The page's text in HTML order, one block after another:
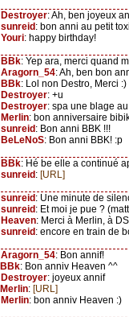
Destroyer: Ah, ben joyeux
sunreid : bon anni au petit
Youri: happy birthday!
BBk: Yep ara, merci quand
Aragorn_54: Ah, ben bon
BBk: Lol non Destro, Merci :)
Destroyer: +u
Destroyer: spa une blage
Merlin: bon anniversaire
sunreid : Bon anni BBK !!!
BeLeNoS: Bon anni BBK! :p
BBk: Hé be elle a continué
sunreid : [URL]
sunreid : Une minute de
sunreid : Et moi je pue ?
Heaven: Merci à Merlin, à
sunreid : encore en train de
Aragorn_54: Bon annif!
BBk: Bon anniv Heaven ^^
Destroyer: joyeux annif
Merlin: [URL]
Merlin: bon anniv Heaven :)